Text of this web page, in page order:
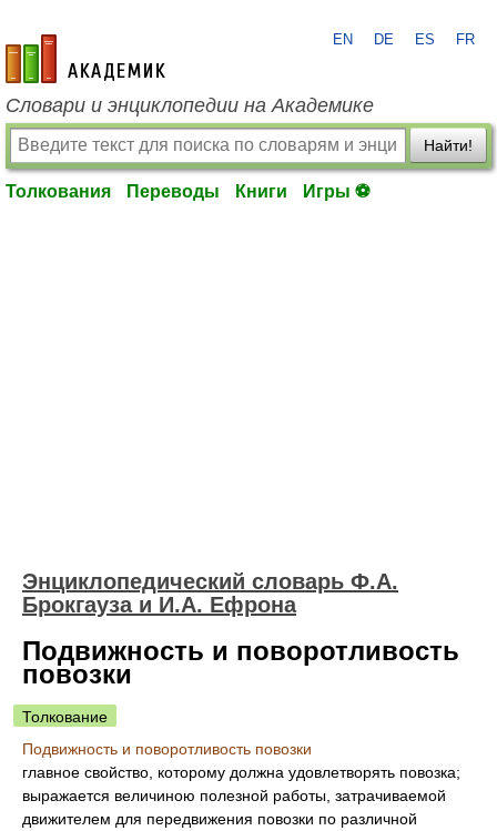
academic.ru
EN DE ES FR
Словари и энциклопедии на Академике
Найти!
Толкования Переводы Книги Игры ⚽
Энциклопедический словарь Ф.А.
Брокгауза и И.А. Ефрона
Подвижность и поворотливость
повозки
Толкование
Подвижность и поворотливость повозки
главное свойство, которому должна удовлетворять повозка;
выражается величиною полезной работы, затрачиваемой
движителем для передвижения повозки по различной